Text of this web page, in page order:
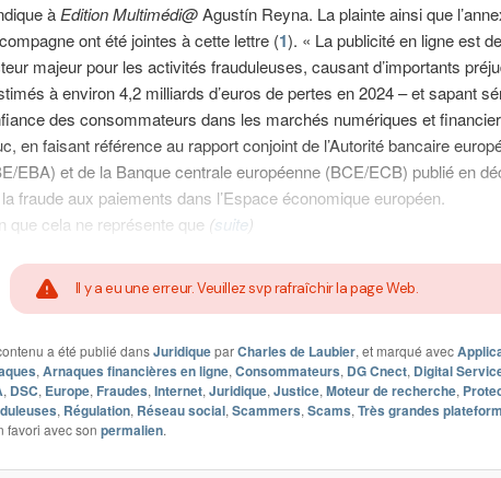
à Edition Multimédi@Agustín Reyna. La plainte ainsi que
ont été jointes à cette lettre (1). « La publicité en ligne est
majeur pour les activités frauduleuses, causant d’importants
à environ 4,2 milliards d’euros de pertes en 2024 – et sapant
des consommateurs dans les marchés numériques et
en faisant référence au rapport conjoint de l’Autorité bancaire
EBA) et de la Banque centrale européenne (BCE/ECB) publié en
fraude aux paiements dans l’Espace économique européen.
que cela ne représente que (suite)
Il y a eu une erreur. Veuillez svp rafraîchir la page Web.
a été publié dansJuridiqueparCharles de Laubier, et marqué avec
, Arnaques financières en ligne, Consommateurs, DG Cnect, Digital
, DSC, Europe, Fraudes, Internet, Juridique, Justice, Moteur de recherche,
, Régulation, Réseau social, Scammers, Scams, Très grandes
favori avec son permalien.